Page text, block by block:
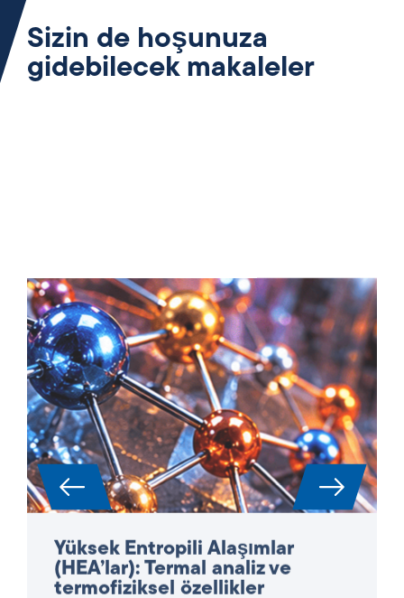
Sizin de hoşunuza
gidebilecek makaleler
Yüksek Entropili Alaşımlar
(HEA’lar): Termal analiz ve
termofiziksel özellikler
Yüksek entropili alaşımlar (HEA’lar) artık
havacılık, enerji üretimi, türbinler ve reaktör
yapımında yüksek performanslı uygulamalar